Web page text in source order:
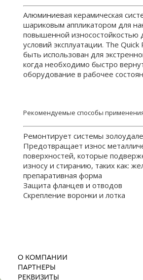
Алюминиевая керамическая
шариковым аппликатором для
повышенной износостойкостью
условий эксплуатации. The
быть использован для
когда необходимо быстро
оборудование в рабочее
Рекомендуемые способы
Ремонтирует системы
Предотвращает износ
поверхностей, которые
износу и стиранию, таких как:
препаративная форма
Защита фланцев и отводов
Скрепление воронки и лотка
О КОМПАНИИ
ПАРТНЕРЫ
РЕКВИЗИТЫ
УЛ. М.